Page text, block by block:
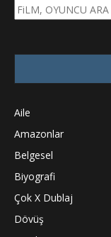
Ara
Aile
Amazonlar
Belgesel
Biyografi
Çok X Dublaj
Dövüş